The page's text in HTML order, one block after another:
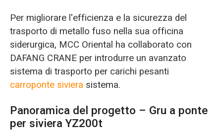
Per migliorare l'efficienza e la sicurezza del
trasporto di metallo fuso nella sua officina
siderurgica, MCC Oriental ha collaborato con
DAFANG CRANE per introdurre un avanzato
sistema di trasporto per carichi pesanti
carroponte siviera sistema.
Panoramica del progetto – Gru a ponte
per siviera YZ200t